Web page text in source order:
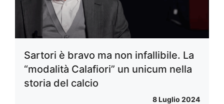
Sartori è bravo ma non infallibile. La
“modalità Calafiori” un unicum nella
storia del calcio
8 Luglio 2024